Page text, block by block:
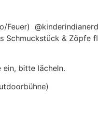
Feuer)
Schmuckstück & Zöpfe
ein, bitte lächeln.